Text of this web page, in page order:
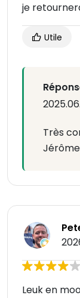
je
Utile
Très
Jérôme
Leuk en